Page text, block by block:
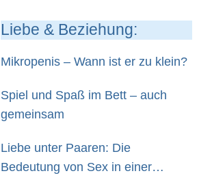
Liebe & Beziehung:
Mikropenis – Wann ist er zu klein?
Spiel und Spaß im Bett – auch
gemeinsam
Liebe unter Paaren: Die
Bedeutung von Sex in einer